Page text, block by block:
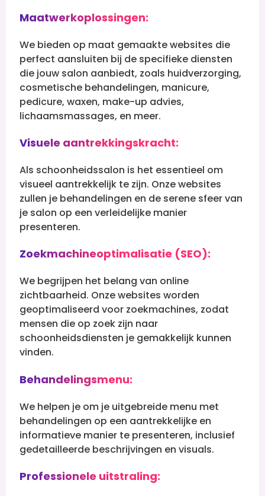
Maatwerkoplossingen:
We bieden op maat gemaakte websites die
perfect aansluiten bij de specifieke diensten
die jouw salon aanbiedt, zoals huidverzorging,
cosmetische behandelingen, manicure,
pedicure, waxen, make-up advies,
lichaamsmassages, en meer.
Visuele aantrekkingskracht:
Als schoonheidssalon is het essentieel om
visueel aantrekkelijk te zijn. Onze websites
zullen je behandelingen en de serene sfeer van
je salon op een verleidelijke manier
presenteren.
Zoekmachineoptimalisatie (SEO):
We begrijpen het belang van online
zichtbaarheid. Onze websites worden
geoptimaliseerd voor zoekmachines, zodat
mensen die op zoek zijn naar
schoonheidsdiensten je gemakkelijk kunnen
vinden.
Behandelingsmenu:
We helpen je om je uitgebreide menu met
behandelingen op een aantrekkelijke en
informatieve manier te presenteren, inclusief
gedetailleerde beschrijvingen en visuals.
Professionele uitstraling: